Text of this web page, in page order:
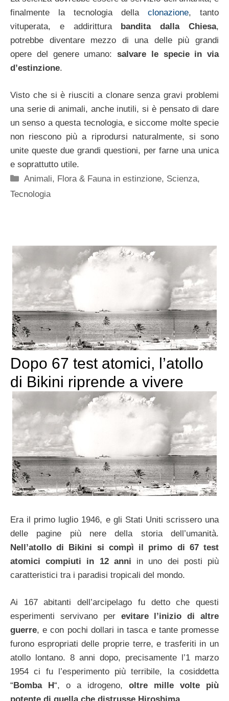
finalmente la tecnologia della clonazione, tanto
vituperata, e addirittura bandita dalla Chiesa,
potrebbe diventare mezzo di una delle più grandi
opere del genere umano: salvare le specie in via
d’estinzione.
Visto che si è riusciti a clonare senza gravi problemi
una serie di animali, anche inutili, si è pensato di dare
un senso a questa tecnologia, e siccome molte specie
non riescono più a riprodursi naturalmente, si sono
unite queste due grandi questioni, per farne una unica
e soprattutto utile.
Categorie
Animali, Flora & Fauna in estinzione, Scienza,
Tecnologia
Dopo 67 test atomici, l’atollo
di Bikini riprende a vivere
Era il primo luglio 1946, e gli Stati Uniti scrissero una
delle pagine più nere della storia dell’umanità.
Nell’atollo di Bikini si compì il primo di 67 test
atomici compiuti in 12 anni in uno dei posti più
caratteristici tra i paradisi tropicali del mondo.
Ai 167 abitanti dell’arcipelago fu detto che questi
esperimenti servivano per evitare l’inizio di altre
guerre, e con pochi dollari in tasca e tante promesse
furono espropriati delle proprie terre, e trasferiti in un
atollo lontano. 8 anni dopo, precisamente l’1 marzo
1954 ci fu l’esperimento più terribile, la cosiddetta
“Bomba H“, o a idrogeno, oltre mille volte più
potente di quella che distrusse Hiroshima